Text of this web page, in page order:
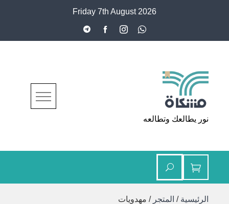
Friday 7th August 2026
مشكاة
نور يطالعك وتطالعه
الرئيسية / المتجر / مهدويات